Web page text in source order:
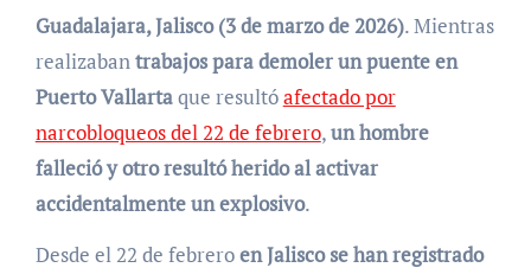
Guadalajara, Jalisco (3 de marzo de 2026). Mientras
realizabantrabajos para demoler un puente en
Puerto Vallartaque resultóafectado por
narcobloqueos del 22 de febrero,un hombre
falleció y otro resultó herido al activar
accidentalmente un explosivo.
Desde el 22 de febreroen Jalisco se han registrado